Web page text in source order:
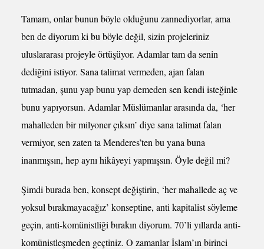
Tamam, onlar bunun böyle olduğunu zannediyorlar, ama
ben de diyorum ki bu böyle değil, sizin projeleriniz
uluslararası projeyle örtüşüyor. Adamlar tam da senin
dediğini istiyor. Sana talimat vermeden, ajan falan
tutmadan, şunu yap bunu yap demeden sen kendi isteğinle
bunu yapıyorsun. Adamlar Müslümanlar arasında da, ‘her
mahalleden bir milyoner çıksın’ diye sana talimat falan
vermiyor, sen zaten ta Menderes’ten bu yana buna
inanmışsın, hep aynı hikâyeyi yapmışsın. Öyle değil mi?
Şimdi burada ben, konsept değiştirin, ‘her mahallede aç ve
yoksul bırakmayacağız’ konseptine, anti kapitalist söyleme
geçin, anti-komünistliği bırakın diyorum. 70’li yıllarda anti-
komünistleşmeden geçtiniz. O zamanlar İslam’ın birinci